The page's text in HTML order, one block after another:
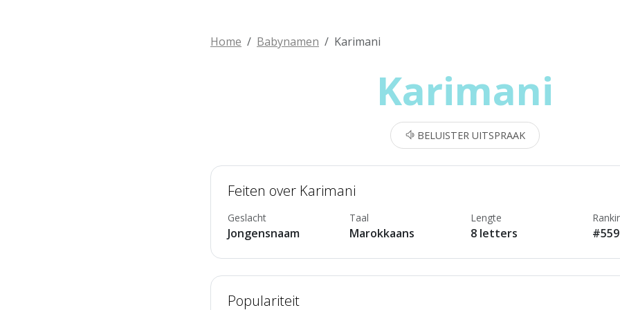
Home Babynamen Karimani
Karimani
BELUISTER UITSPRAAK
Feiten over Karimani
Geslacht
Jongensnaam
Taal
Marokkaans
Lengte
8 letters
Populariteit